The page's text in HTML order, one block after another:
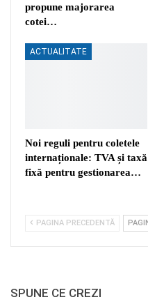
propune majorarea
cotei…
ACTUALITATE
Noi reguli pentru coletele
internaționale: TVA și taxă
fixă pentru gestionarea…
PAGINA PRECEDENTĂ
SPUNE CE CREZI